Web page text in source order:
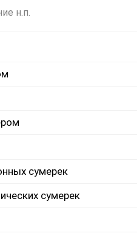
н.п.
сумерек
сумерек